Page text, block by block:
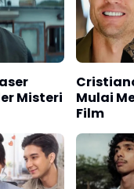
Misteri
Mulai
Film